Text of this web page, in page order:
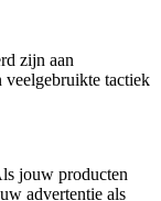
zijn aan
veelgebruikte tactiek
jouw producten
advertentie als